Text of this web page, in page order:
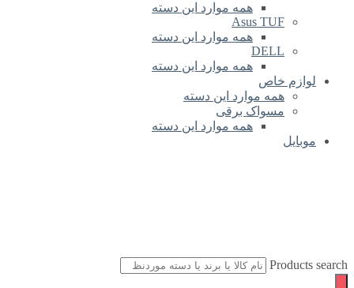
همه موارد این دسته
Asus TUF
همه موارد این دسته
DELL
همه موارد این دسته
لوازم خاص
همه موارد این دسته
مسواک برقی
همه موارد این دسته
موبایل
Products search